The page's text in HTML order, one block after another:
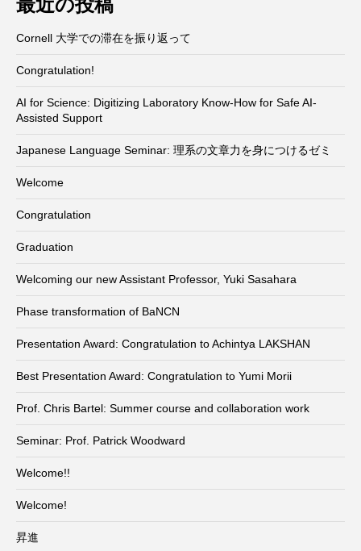
最近の投稿
Cornell 大学での滞在を振り返って
Congratulation!
AI for Science: Digitizing Laboratory Know-How for Safe AI-
Assisted Support
Japanese Language Seminar: 理系の文章力を身につけるゼミ
Welcome
Congratulation
Graduation
Welcoming our new Assistant Professor, Yuki Sasahara
Phase transformation of BaNCN
Presentation Award: Congratulation to Achintya LAKSHAN
Best Presentation Award: Congratulation to Yumi Morii
Prof. Chris Bartel: Summer course and collaboration work
Seminar: Prof. Patrick Woodward
Welcome!!
Welcome!
昇進